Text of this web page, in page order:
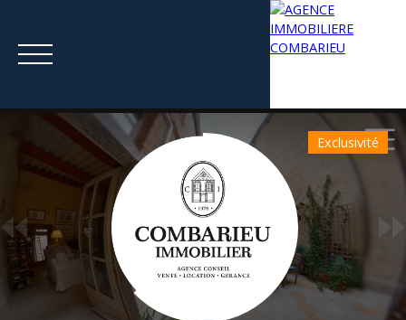
Menu Exclusivité